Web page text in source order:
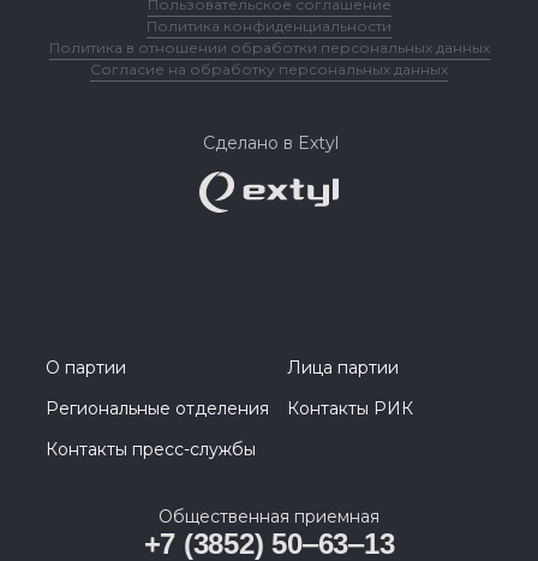
Пользовательское соглашение
Политика конфиденциальности
Политика в отношении обработки персональных данных
Согласие на обработку персональных данных
Сделано в Extyl
О партии
Лица партии
Региональные отделения
Контакты РИК
Контакты пресс-службы
Общественная приемная
+7 (3852) 50‒63‒13